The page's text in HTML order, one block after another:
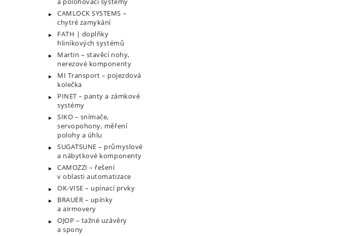
CAMLOCK SYSTEMS –
chytré zamykání
FATH | doplňky
hliníkových systémů
Martin – stavěcí nohy,
nerezové komponenty
MI Transport – pojezdová
kolečka
PINET – panty a zámkové
systémy
SIKO – snímače,
servopohony, měření
polohy a úhlu
SUGATSUNE – průmyslové
a nábytkové komponenty
CAMOZZI – řešení
v oblasti automatizace
OK-VISE – upínací prvky
BRAUER – upínky
a airmovery
OJOP – tažné uzávěry
a spony